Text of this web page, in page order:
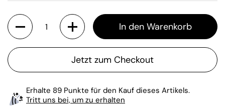
Anzahl
In den Warenkorb
Jetzt zum Checkout
Erhalte 89 Punkte für den Kauf dieses Artikels.
Tritt uns bei, um zu erhalten